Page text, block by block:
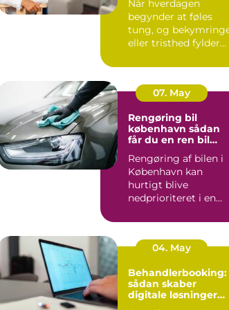
Når hverdagen
begynder at føles
tung, og
eller tristhed fylder
kan en p...
07. May
Rengøring bil
københavn sådan
får du en ren bil
Rengøring af bilen i
København kan
hurtigt blive
nedprioriteret i en
arbejde, børn...
04. May
Behandlerbooking:
sådan skaber
digitale løsninger